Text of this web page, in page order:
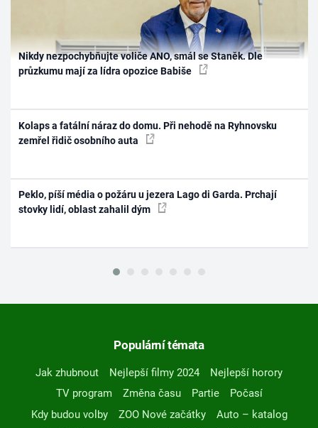
Nikdy nezpochybňujte voliče ANO, smál se Staněk. Dle
průzkumu mají za lídra opozice Babiše
Kolaps a fatální náraz do domu. Při nehodě na Ryhnovsku
zemřel řidič osobního auta
Peklo, píší média o požáru u jezera Lago di Garda. Prchají
stovky lidí, oblast zahalil dým
Populární témata
Jak zhubnout Nejlepší filmy 2024
Nejlepší horory
TV program
Změna času Partie
Počasí
Kdy budou volby
ZOO Nové začátky
Auto – katalog